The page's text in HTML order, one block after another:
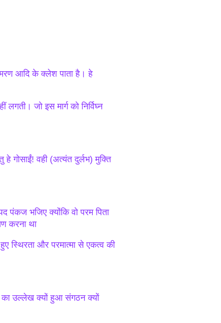
आदि के क्लेश पाता है। हे
लगती। जो इस मार्ग को निर्विघ्न
गोसाईं! वही (अत्यंत दुर्लभ) मुक्ति
भजिए क्योंकि वो परम पिता
करना था
स्थिरता और परमात्मा से एकत्व की
का उल्लेख क्यों हुआ संगठन क्यों